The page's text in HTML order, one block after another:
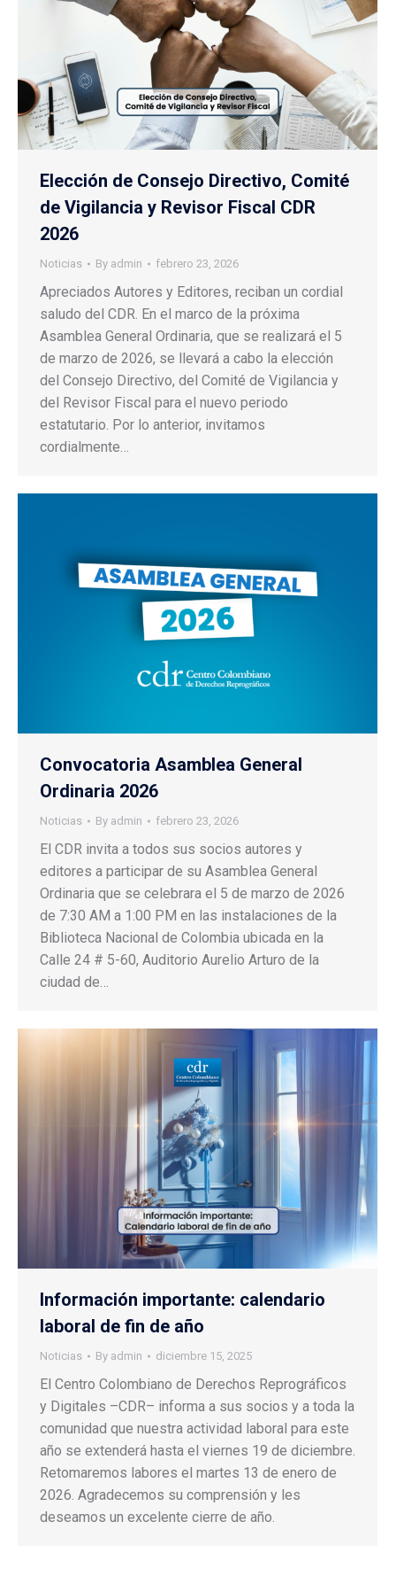
Elección de Consejo Directivo, Comité
de Vigilancia y Revisor Fiscal CDR
2026
Noticias By admin febrero 23, 2026
Apreciados Autores y Editores, reciban un cordial
saludo del CDR. En el marco de la próxima
Asamblea General Ordinaria, que se realizará el 5
de marzo de 2026, se llevará a cabo la elección
del Consejo Directivo, del Comité de Vigilancia y
del Revisor Fiscal para el nuevo periodo
estatutario. Por lo anterior, invitamos
cordialmente…
Convocatoria Asamblea General
Ordinaria 2026
Noticias By admin febrero 23, 2026
El CDR invita a todos sus socios autores y
editores a participar de su Asamblea General
Ordinaria que se celebrara el 5 de marzo de 2026
de 7:30 AM a 1:00 PM en las instalaciones de la
Biblioteca Nacional de Colombia ubicada en la
Calle 24 # 5-60, Auditorio Aurelio Arturo de la
ciudad de…
Información importante: calendario
laboral de fin de año
Noticias By admin diciembre 15, 2025
El Centro Colombiano de Derechos Reprográficos
y Digitales –CDR– informa a sus socios y a toda la
comunidad que nuestra actividad laboral para este
año se extenderá hasta el viernes 19 de diciembre.
Retomaremos labores el martes 13 de enero de
2026. Agradecemos su comprensión y les
deseamos un excelente cierre de año.